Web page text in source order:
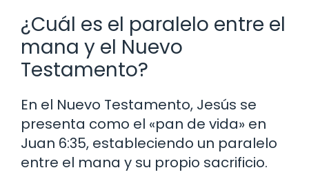
¿Cuál es el paralelo entre el
mana y el Nuevo
Testamento?
En el Nuevo Testamento, Jesús se
presenta como el «pan de vida» en
Juan 6:35, estableciendo un paralelo
entre el mana y su propio sacrificio.